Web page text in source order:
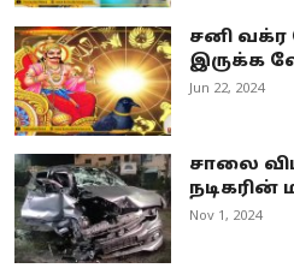
சனி வக்ர
இருக்க
Jun 22, 2024
சாலை
நடிகரின்
Nov 1, 2024